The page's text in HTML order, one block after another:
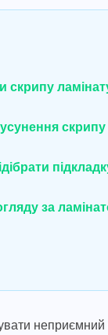
скрипу
скрипу
за